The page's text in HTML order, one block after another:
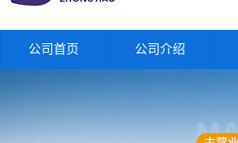
公司首页 公司介绍